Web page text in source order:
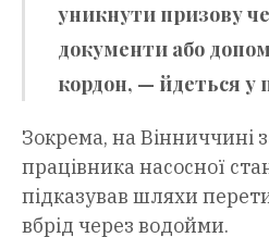
уникнути призову
документи або
кордон, — йдеться у
Зокрема, на Вінниччині
працівника насосної
підказував шляхи
вбрід через водойми.